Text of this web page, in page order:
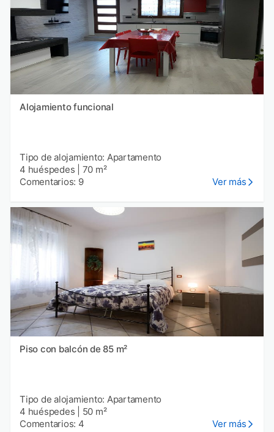
Alojamiento funcional
Tipo de alojamiento: Apartamento
4 huéspedes
70 m²
Comentarios: 9
Ver más
Piso con balcón de 85 m²
Tipo de alojamiento: Apartamento
4 huéspedes
50 m²
Comentarios: 4
Ver más